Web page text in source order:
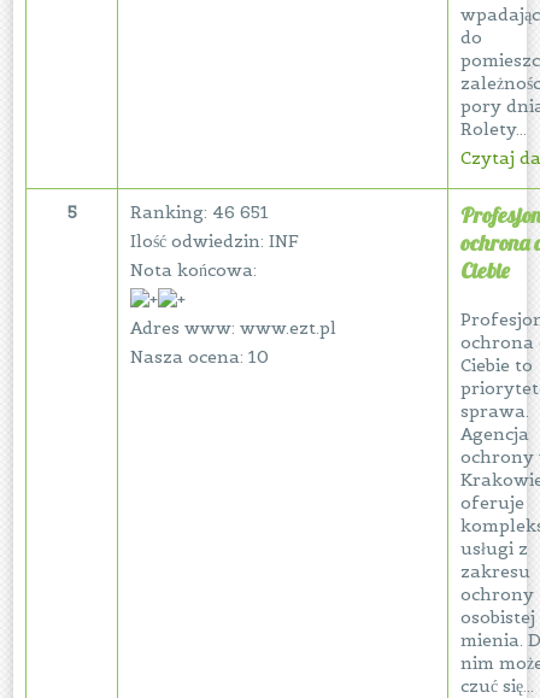
do
pory
Rolety...
Czytaj
5
Ranking: 46 651
Ilość odwiedzin: INF
Nota końcowa:
Adres www: www.ezt.pl
Nasza ocena: 10
ochrona
Ciebie
ochrona
Ciebie to
sprawa.
Agencja
ochrony
oferuje
usługi z
zakresu
ochrony
osobistej
mienia.
nim
czuć się...